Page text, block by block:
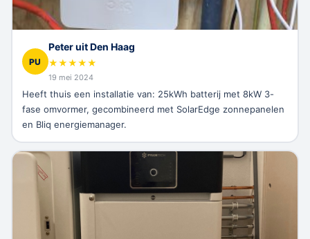
PU
Peter uit Den Haag
★★★★★
19 mei 2024
Heeft thuis een installatie van: 25kWh batterij met 8kW 3-
fase omvormer, gecombineerd met SolarEdge zonnepanelen
en Bliq energiemanager.